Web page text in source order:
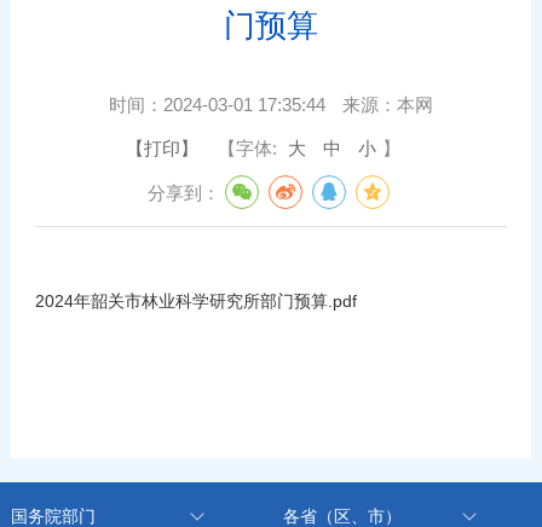
门预算
时间： 2024-03-01 17:35:44 来源： 本网
【打印】 【字体: 大 中 小 】
分享到：
2024年韶关市林业科学研究所部门预算.pdf
国务院部门 各省（区、市）